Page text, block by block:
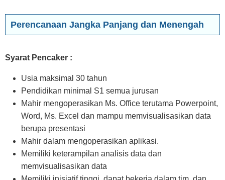
Perencanaan Jangka Panjang dan Menengah
Syarat Pencaker :
Usia maksimal 30 tahun
Pendidikan minimal S1 semua jurusan
Mahir mengoperasikan Ms. Office terutama Powerpoint,
Word, Ms. Excel dan mampu memvisualisasikan data
berupa presentasi
Mahir dalam mengoperasikan aplikasi.
Memiliki keterampilan analisis data dan
memvisualisasikan data